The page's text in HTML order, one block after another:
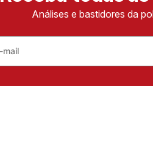
Análises e bastidores da